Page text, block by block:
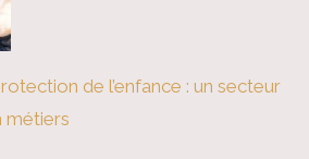
de l’enfance : un secteur
métiers